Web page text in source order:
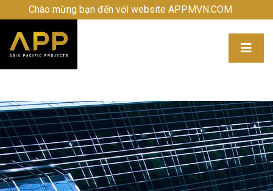
Chào mừng bạn đến với website APPMVN.COM